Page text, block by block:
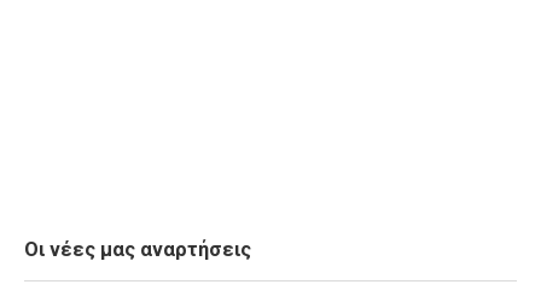
Οι νέες μας αναρτήσεις